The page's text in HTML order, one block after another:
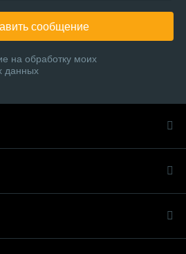
сообщение
на обработку моих
данных